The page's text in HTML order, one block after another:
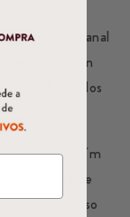
los
100% artesanal
generan
hasta los
envases “I´m
de la caña de
en su proceso